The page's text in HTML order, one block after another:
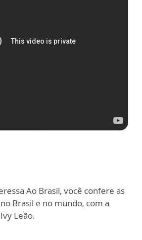
Ao Brasil, você confere as
Brasil e no mundo, com a
Leão.